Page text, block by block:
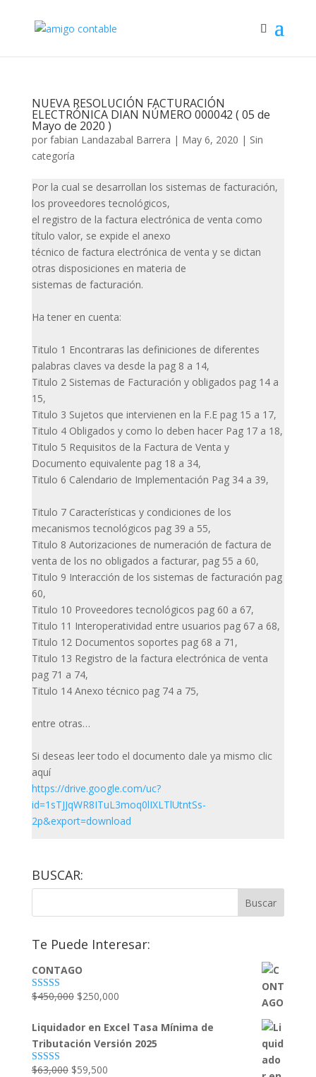
NUEVA RESOLUCIÓN FACTURACIÓN
ELECTRÓNICA DIAN NÚMERO 000042 ( 05 de
Mayo de 2020 )
por fabian Landazabal Barrera | May 6, 2020 | Sin
categoría
Por la cual se desarrollan los sistemas de facturación,
los proveedores tecnológicos,
el registro de la factura electrónica de venta como
título valor, se expide el anexo
técnico de factura electrónica de venta y se dictan
otras disposiciones en materia de
sistemas de facturación.
Ha tener en cuenta:
Titulo 1 Encontraras las definiciones de diferentes
palabras claves va desde la pag 8 a 14,
Titulo 2 Sistemas de Facturación y obligados pag 14 a
15,
Titulo 3 Sujetos que intervienen en la F.E pag 15 a 17,
Titulo 4 Obligados y como lo deben hacer Pag 17 a 18,
Titulo 5 Requisitos de la Factura de Venta y
Documento equivalente pag 18 a 34,
Titulo 6 Calendario de Implementación Pag 34 a 39,
Titulo 7 Características y condiciones de los
mecanismos tecnológicos pag 39 a 55,
Titulo 8 Autorizaciones de numeración de factura de
venta de los no obligados a facturar, pag 55 a 60,
Titulo 9 Interacción de los sistemas de facturación pag
60,
Titulo 10 Proveedores tecnológicos pag 60 a 67,
Titulo 11 Interoperatividad entre usuarios pag 67 a 68,
Titulo 12 Documentos soportes pag 68 a 71,
Titulo 13 Registro de la factura electrónica de venta
pag 71 a 74,
Titulo 14 Anexo técnico pag 74 a 75,
entre otras…
Si deseas leer todo el documento dale ya mismo clic
aquí
https://drive.google.com/uc?
id=1sTJJqWR8ITuL3moq0lIXLTlUtntSs-
2p&export=download
BUSCAR:
Te Puede Interesar:
CONTAGO
Valorado
$450,000 El
original
era:
$250,000El
actual
es:
Liquidador en Excel Tasa Mínima de
Tributación Versión 2025
Valorado con
$63,000 El
$59,500El